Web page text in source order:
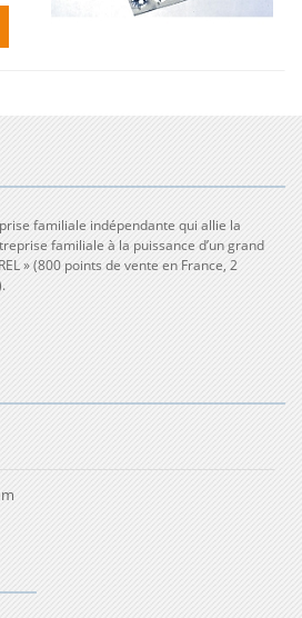
familiale indépendante qui allie la
familiale à la puissance d’un grand
» (800 points de vente en France, 2